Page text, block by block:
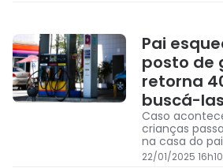
Pai
posto de
retorna
buscá-las
Caso
crianças
na casa do pai
22/01/2025 16h10